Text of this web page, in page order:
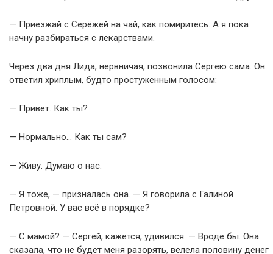
— Приезжай с Серёжей на чай, как помиритесь. А я пока
начну разбираться с лекарствами.
Через два дня Лида, нервничая, позвонила Сергею сама. Он
ответил хриплым, будто простуженным голосом:
— Привет. Как ты?
— Нормально… Как ты сам?
— Живу. Думаю о нас.
— Я тоже, — призналась она. — Я говорила с Галиной
Петровной. У вас всё в порядке?
— С мамой? — Сергей, кажется, удивился. — Вроде бы. Она
сказала, что не будет меня разорять, велела половину денег